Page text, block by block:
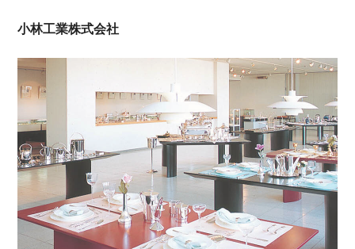
小林工業株式会社